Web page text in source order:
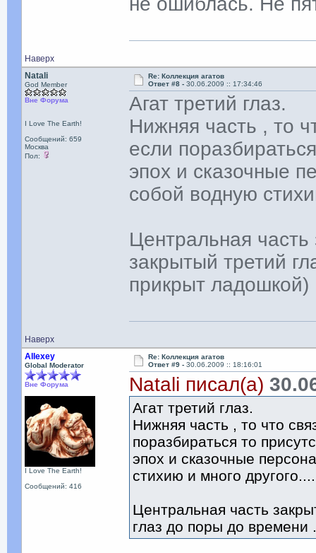
Наверх
Natali
God Member
Вне Форума
I Love The Earth!
Сообщений: 659
Москва
Пол:
Re: Коллекция агатов
Ответ #8 -30.06.2009 :: 17:34:46
Агат третий глаз.
Нижняя часть , то
если
эпох и сказочные
собой водную
Центральная
закрытый третий
прикрыт ладошкой)
Наверх
Allexey
Global Moderator
Вне Форума
I Love The Earth!
Сообщений: 416
Re: Коллекция агатов
Ответ #9 -30.06.2009 :: 18:16:01
Natali писал(а)
Агат третий глаз.
Нижняя часть , то что
поразбираться то
эпох и сказочные
стихию и много
Центральная часть
глаз до поры до